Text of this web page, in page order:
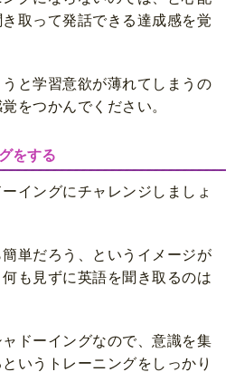
取って発話できる達成感を覚
と学習意欲が薄れてしまうの
をつかんでください。
をする
イングにチャレンジしましょ
単だろう、というイメージが
も見ずに英語を聞き取るのは
ドーイングなので、意識を集
いうトレーニングをしっかり